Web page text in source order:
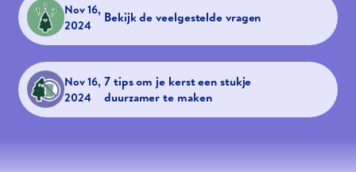
Nov 16,
2024
Bekijk de veelgestelde vragen
Nov 16,
2024
7 tips om je kerst een stukje
duurzamer te maken